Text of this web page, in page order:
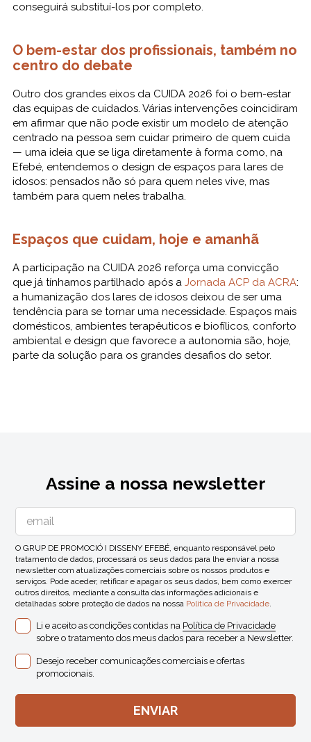
conseguirá substituí-los por completo.
O bem-estar dos profissionais, também no
centro do debate
Outro dos grandes eixos da CUIDA 2026 foi o bem-estar
das equipas de cuidados. Várias intervenções coincidiram
em afirmar que não pode existir um modelo de atenção
centrado na pessoa sem cuidar primeiro de quem cuida
— uma ideia que se liga diretamente à forma como, na
Efebé, entendemos o design de espaços para lares de
idosos: pensados não só para quem neles vive, mas
também para quem neles trabalha.
Espaços que cuidam, hoje e amanhã
A participação na CUIDA 2026 reforça uma convicção
que já tínhamos partilhado após a Jornada ACP da ACRA:
a humanização dos lares de idosos deixou de ser uma
tendência para se tornar uma necessidade. Espaços mais
domésticos, ambientes terapêuticos e biofílicos, conforto
ambiental e design que favorece a autonomia são, hoje,
parte da solução para os grandes desafios do setor.
Assine a nossa newsletter
O GRUP DE PROMOCIÓ I DISSENY EFEBÉ, enquanto responsável pelo
tratamento de dados, processará os seus dados para lhe enviar a nossa
newsletter com atualizações comerciais sobre os nossos produtos e
serviços. Pode aceder, retificar e apagar os seus dados, bem como exercer
outros direitos, mediante a consulta das informações adicionais e
detalhadas sobre proteção de dados na nossa Política de Privacidade
Li e aceito as condições contidas na Política de Privacidade
sobre o tratamento dos meus dados para receber a Newsletter.
Desejo receber comunicações comerciais e ofertas
promocionais.